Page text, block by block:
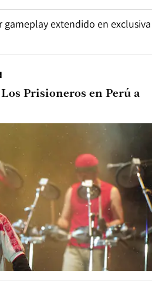
gameplay extendido en exclusiva
Prisioneros en Perú a